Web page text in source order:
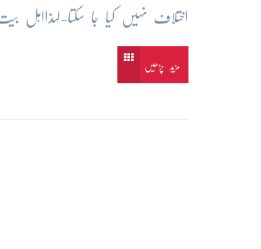
اختلاف نہیں کیا جا سکتا-
مزید پڑھیں